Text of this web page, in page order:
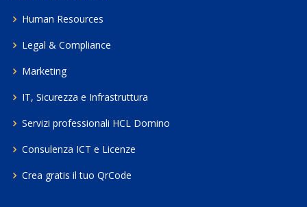
Human Resources
Legal & Compliance
Marketing
IT, Sicurezza e Infrastruttura
Servizi professionali HCL Domino
Consulenza ICT e Licenze
Crea gratis il tuo QrCode